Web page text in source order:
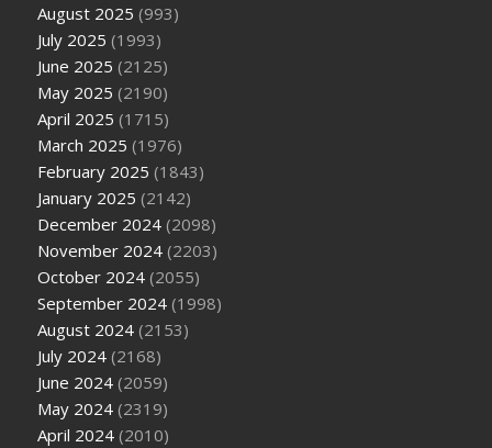
August 2025 (993)
July 2025 (1993)
June 2025 (2125)
May 2025 (2190)
April 2025 (1715)
March 2025 (1976)
February 2025 (1843)
January 2025 (2142)
December 2024 (2098)
November 2024 (2203)
October 2024 (2055)
September 2024 (1998)
August 2024 (2153)
July 2024 (2168)
June 2024 (2059)
May 2024 (2319)
April 2024 (2010)